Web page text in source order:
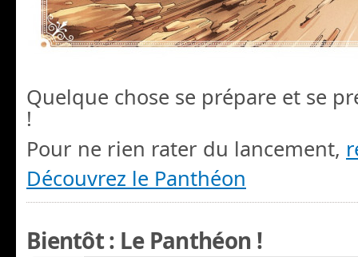
Quelque chose se prépare et se
!
Pour ne rien rater du lancement,
Découvrez le Panthéon
Bientôt : Le Panthéon !